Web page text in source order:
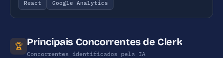
React Google Analytics
🏆 Principais Concorrentes de Clerk
Concorrentes identificados pela IA